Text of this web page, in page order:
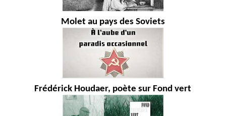
Molet au pays des Soviets
Frédérick Houdaer, poète sur Fond vert